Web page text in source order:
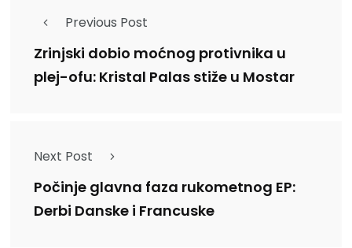
Previous Post
Zrinjski dobio moćnog protivnika u
plej-ofu: Kristal Palas stiže u Mostar
Next Post
Počinje glavna faza rukometnog EP:
Derbi Danske i Francuske